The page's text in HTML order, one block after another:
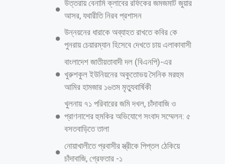
একশ্রাণীর মামলাবাজ সিন্ডিকেটরা প্রসাশনের সাথে মিলেমিশে নিরপরাধ মানুষদের
মামলায় ফাঁসিয়ে অর্থ বানিজ্যের কথা উঠে এসেছে। সাভারের তেঁতুলঝোড়া
ইউনিয়নের ৬ নং ওয়ার্ড যুবদলের সভাপতি তাজুল ইসলাম কে ছাত্র হত্যার মিথ্যা
মামলার শিকার তাজুল ইসলাম। বিভিন্ন সময় বিএনপি সবধরনের কর্মসূচিতে
অংশগ্রহণ ছিল তার। ওয়ার্ড বিএনপির সিনিয়র সভাপতি জহিরুল ইসলাম জহির
বলেন,তাজু আমাদের যুবদল নেতা সে আমার সাথে বিভিন্ন প্রগ্রামে অংশ নিয়েছে।
সরকারের থেকে বারবার বলা হয়েছে তদন্ত সাপেক্ষে আইনগত ব্যবস্থাগ্রহণ করতে
নিরপরাধ মানুষের যাতে হেনস্থা না করা হয়। এদিকে তাজুল ইসলামকে এই মামলায়
গ্রেফতার করেছিল র‍্যাব এবং জামিন নিয়ে এখন মামলা মোকাবিলা